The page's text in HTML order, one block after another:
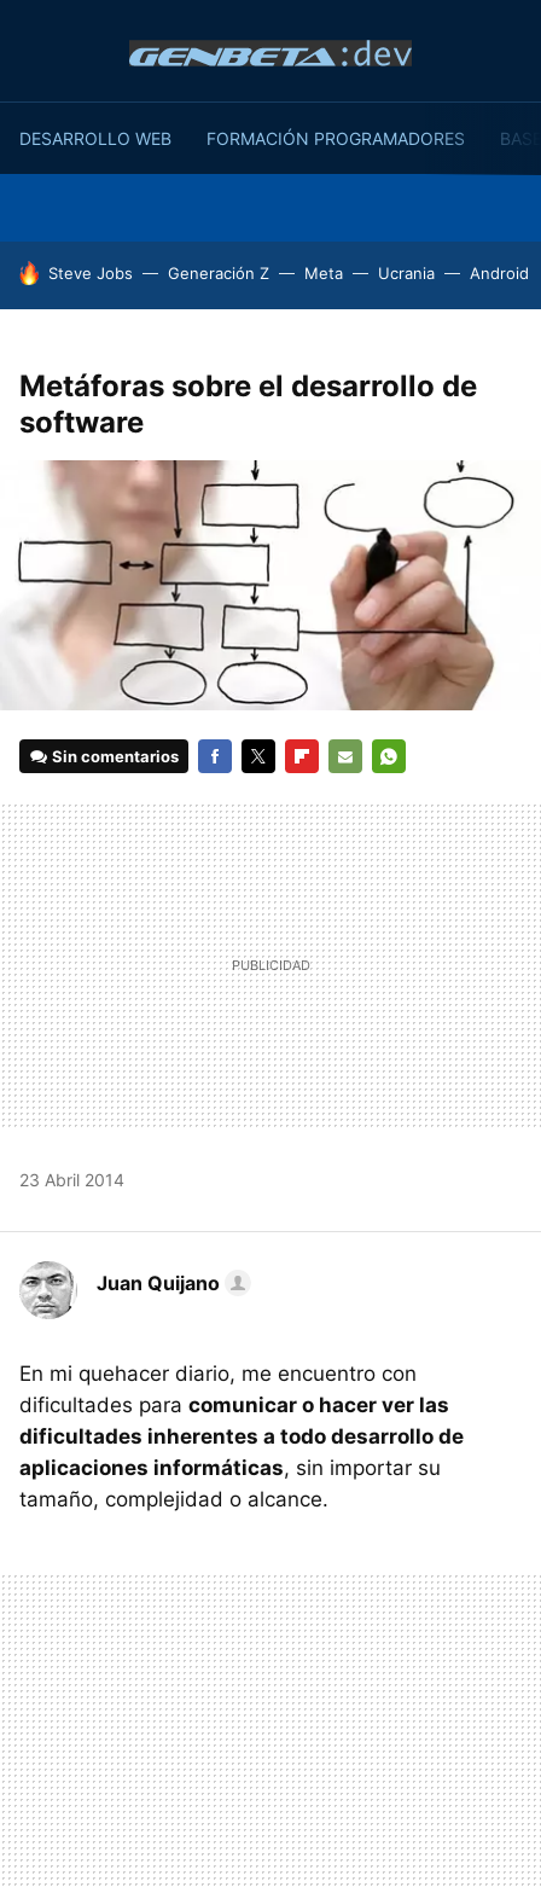
DESARROLLO WEB FORMACIÓN PROGRAMADORES
HOY SE HABLA DE
Steve Jobs Generación Z Meta Ucrania Android
Metáforas sobre el desarrollo de
software
Sin comentarios
MAIL
23 Abril 2014
Juan Quijano
En mi quehacer diario, me encuentro con
dificultades para comunicar o hacer ver las
dificultades inherentes a todo desarrollo de
aplicaciones informáticas, sin importar su
tamaño, complejidad o alcance.